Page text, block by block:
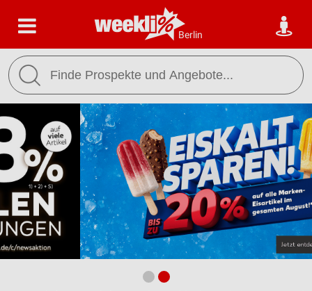
Berlin